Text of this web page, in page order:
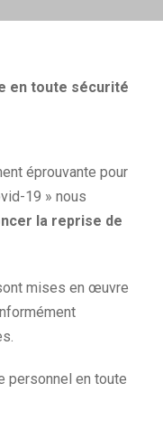
en toute sécurité
éprouvante pour
19 » nous
la reprise de
mises en œuvre
personnel en toute